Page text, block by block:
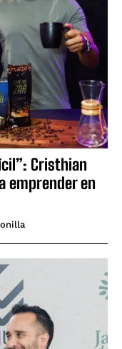
Cristhian
emprender en